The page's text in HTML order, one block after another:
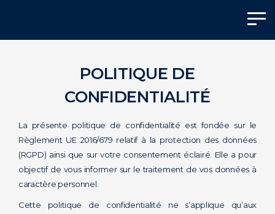
POLITIQUE DE
CONFIDENTIALITÉ
La présente politique de confidentialité est fondée sur le
Règlement UE 2016/679 relatif à la protection des données
(RGPD) ainsi que sur votre consentement éclairé. Elle a pour
objectif de vous informer sur le traitement de vos données à
caractère personnel.
Cette politique de confidentialité ne s’applique qu’aux